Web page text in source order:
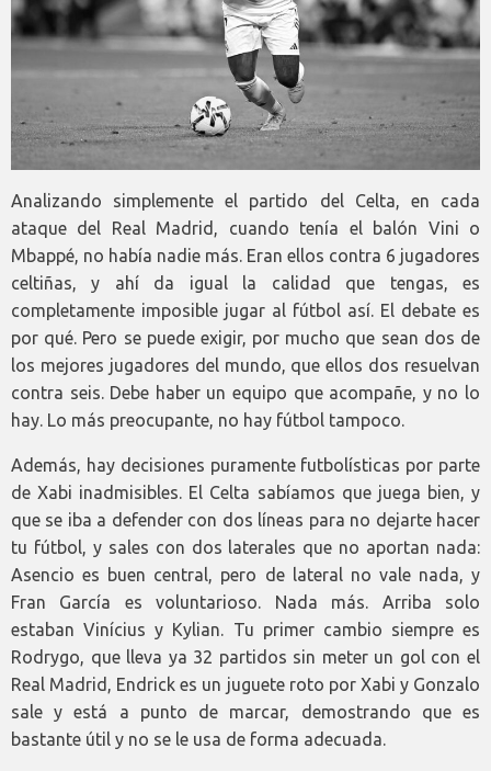
Analizando simplemente el partido del Celta, en cada
ataque del Real Madrid, cuando tenía el balón Vini o
Mbappé, no había nadie más. Eran ellos contra 6 jugadores
celtiñas, y ahí da igual la calidad que tengas, es
completamente imposible jugar al fútbol así. El debate es
por qué. Pero se puede exigir, por mucho que sean dos de
los mejores jugadores del mundo, que ellos dos resuelvan
contra seis. Debe haber un equipo que acompañe, y no lo
hay. Lo más preocupante, no hay fútbol tampoco.
Además, hay decisiones puramente futbolísticas por parte
de Xabi inadmisibles. El Celta sabíamos que juega bien, y
que se iba a defender con dos líneas para no dejarte hacer
tu fútbol, y sales con dos laterales que no aportan nada:
Asencio es buen central, pero de lateral no vale nada, y
Fran García es voluntarioso. Nada más. Arriba solo
estaban Vinícius y Kylian. Tu primer cambio siempre es
Rodrygo, que lleva ya 32 partidos sin meter un gol con el
Real Madrid, Endrick es un juguete roto por Xabi y Gonzalo
sale y está a punto de marcar, demostrando que es
bastante útil y no se le usa de forma adecuada.